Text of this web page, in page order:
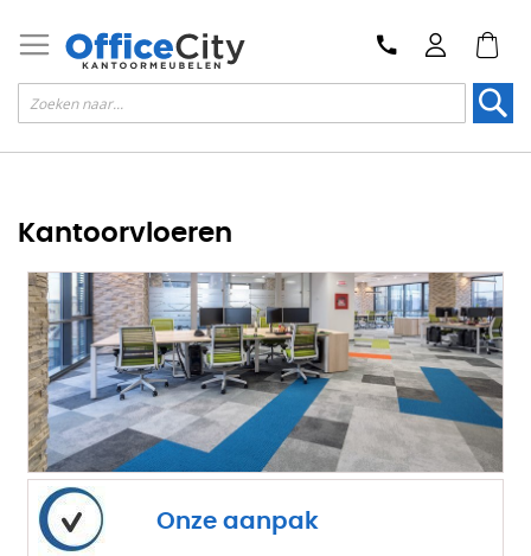
Kantoorvloeren
Onze aanpak